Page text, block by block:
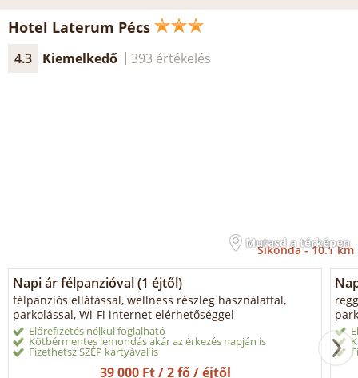
Hotel Laterum Pécs
4.3 Kiemelkedő 393 értékelés
Mutasd a térképen
Sikonda -10.1 km
Napi ár félpanzióval (1 éjtől)
félpanziós ellátással, wellness részleg használattal,
parkolással, Wi-Fi internet elérhetőséggel
Előrefizetés nélkül foglalható
Kötbérmentes lemondás akár az érkezés napján is
Fizethetsz SZÉP kártyával is
39 000 Ft / 2 fő / éjtől